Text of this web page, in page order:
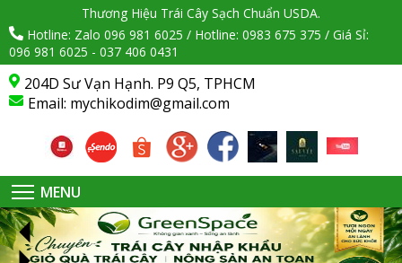
Thương Hiệu Trái Cây Sạch Chuẩn USDA.
Hotline: Zalo 096 981 6025 / Hotline: 0983 675 375 / Giá Sỉ:
096 981 6025 - 037 406 0431
204D Sư Vạn Hạnh. P9 Q5, TPHCM
Email: mychikodim@gmail.com
MENU